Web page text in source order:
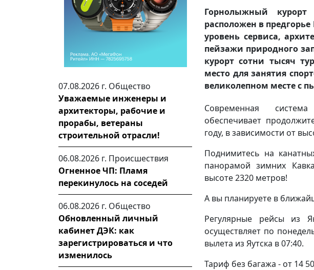
07.08.2026 г. Общество
Уважаемые инженеры и
архитекторы, рабочие и
прорабы, ветераны
строительной отрасли!
06.08.2026 г. Происшествия
Огненное ЧП: Пламя
перекинулось на соседей
06.08.2026 г. Общество
Обновленный личный
кабинет ДЭК: как
зарегистрироваться и что
изменилось
Горнолыжный
расположен в
уровень сервиса,
пейзажи природного
курорт сотни тысяч
место для занятия
великолепном месте с
Современная
обеспечивает
году, в зависимости от
Поднимитесь на
панорамой зимних
высоте 2320 метров!
А вы планируете в
Регулярные рейсы из
осуществляет по
вылета из Яутска в 07:40.
Тариф без багажа - от 14